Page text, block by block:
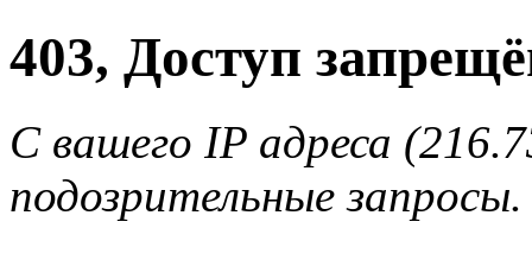
403, Доступ
С вашего IP адреса
подозрительные запросы.